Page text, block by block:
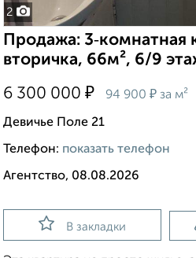
2
Продажа: 3‑комнатная
вторичка, 66м², 6/9
6 300 000 ₽ 94 900 ₽ за м²
Девичье Поле 21
Телефон: показать телефон
Агентство, 08.08.2026
В закладки